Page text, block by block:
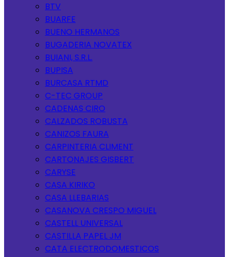
BTV
BUARFE
BUENO HERMANOS
BUGADERIA NOVATEX
BUIANI, S.R.L.
BUPISA
BURCASA RTMD
C-TEC GROUP
CADENAS CIRO
CALZADOS ROBUSTA
CANIZOS FAURA
CARPINTERIA CLIMENT
CARTONAJES GISBERT
CARYSE
CASA KIRIKO
CASA LLEBARIAS
CASANOVA CRESPO MIGUEL
CASTELL UNIVERSAL
CASTILLA PAPEL JM
CATA ELECTRODOMESTICOS